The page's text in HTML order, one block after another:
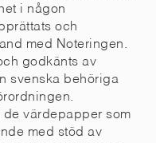
i någon
och
med Noteringen.
godkänts av
svenska behöriga
de värdepapper som
med stöd av